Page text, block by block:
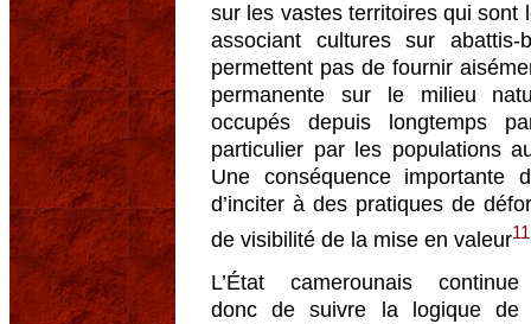
sur les vastes territoires qui sont
associant cultures sur
permettent pas de fournir
permanente sur le milieu
occupés depuis longtemps
particulier par les populations
Une conséquence importante
d’inciter à des pratiques de
de visibilité de la mise en valeur11
L’État camerounais continue
donc de suivre la logique de